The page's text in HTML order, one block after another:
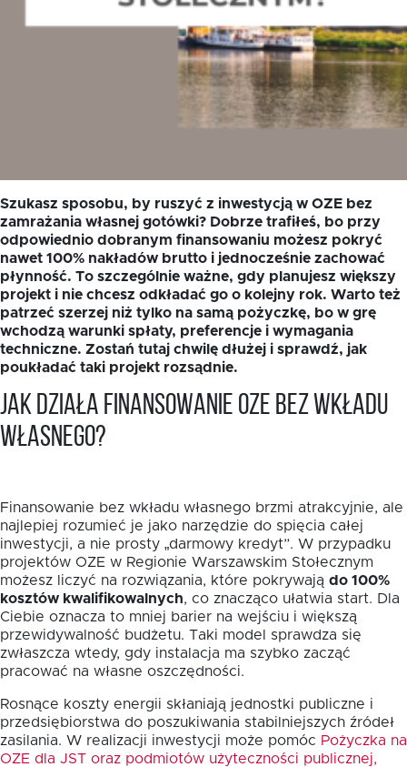
Szukasz sposobu, by ruszyć z inwestycją w OZE bez
zamrażania własnej gotówki? Dobrze trafiłeś, bo przy
odpowiednio dobranym finansowaniu możesz pokryć
nawet 100% nakładów brutto i jednocześnie zachować
płynność. To szczególnie ważne, gdy planujesz większy
projekt i nie chcesz odkładać go o kolejny rok. Warto też
patrzeć szerzej niż tylko na samą pożyczkę, bo w grę
wchodzą warunki spłaty, preferencje i wymagania
techniczne. Zostań tutaj chwilę dłużej i sprawdź, jak
poukładać taki projekt rozsądnie.
Jak działa finansowanie OZE bez wkładu
własnego?
Finansowanie bez wkładu własnego brzmi atrakcyjnie, ale
najlepiej rozumieć je jako narzędzie do spięcia całej
inwestycji, a nie prosty „darmowy kredyt”. W przypadku
projektów OZE w Regionie Warszawskim Stołecznym
możesz liczyć na rozwiązania, które pokrywają do 100%
kosztów kwalifikowalnych, co znacząco ułatwia start. Dla
Ciebie oznacza to mniej barier na wejściu i większą
przewidywalność budżetu. Taki model sprawdza się
zwłaszcza wtedy, gdy instalacja ma szybko zacząć
pracować na własne oszczędności.
Rosnące koszty energii skłaniają jednostki publiczne i
przedsiębiorstwa do poszukiwania stabilniejszych źródeł
zasilania. W realizacji inwestycji może pomóc Pożyczka na
OZE dla JST oraz podmiotów użyteczności publicznej,